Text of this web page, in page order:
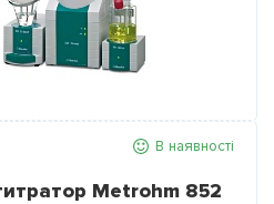
В наявності
Metrohm 852